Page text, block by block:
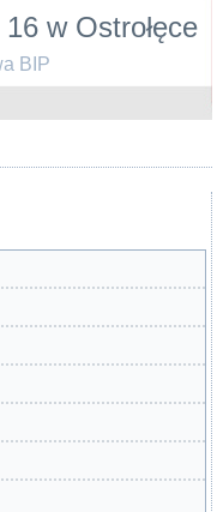
w Ostrołęce
BIP